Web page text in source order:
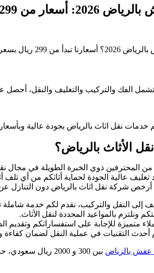
مع ضمان عدم التلف
ضد الكسر والخدوش. احجز الآن.
والتركيب والتغليف والنقل، أحصل على خصم 20% عند
خدمات نقل اثاث بالرياض بجودة عالية
الأثاث بالرياض؟
من المحترفين ذوي الخبرة الطويلة في مجال
تغليف عالية الجودة لحماية أثاثكم من أي تلف
أرخص شركة نقل اثاث بالرياض دون التنازل
إلى النقل والتركيب، نقدم لكم خدمة شاملة
ونلتزم بالمواعيد المحددة لنقل الأثاث.
متميزة للإجابة على استفساراتكم وتقديم
أحدث التقنيات في عملية النقل لضمان
بالرياض بين 300 و 2000 ريال سعودي، حسب المسافة وحجم العفش. نحدد السعر معك من أول اتصال بدون أي زيادة لاحقة.